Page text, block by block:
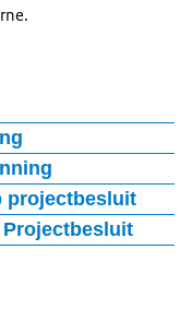
voornemen
het participatieplan
(NRD). Hierop
21 juli 2026
dienen. Ook
de plannen
natuur, verkeer
zijn. Reacties uit
projectbesluit
projectbesluit. Hierin
en reacties uit
Projectbesluit